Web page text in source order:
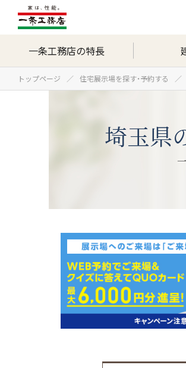
一条工務店の特長
トップページ 住宅展示場を探す・予約する
埼玉県